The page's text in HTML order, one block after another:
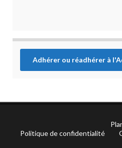
Adhérer ou réadhérer à
Politique de confidentialité